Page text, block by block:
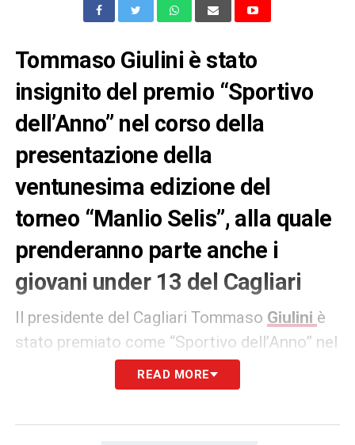
Tommaso Giulini è stato
insignito del premio “Sportivo
dell’Anno” nel corso della
presentazione della
ventunesima edizione del
torneo “Manlio Selis”, alla quale
prenderanno parte anche i
giovani under 13 del Cagliari
Il presidente del Cagliari Tommaso Giulini è
stato premiato come “Sportivo dell’Anno” nel
corso della presentazione della ventunesima
edizione del “Manlio Selis”, prestigioso
READ MORE